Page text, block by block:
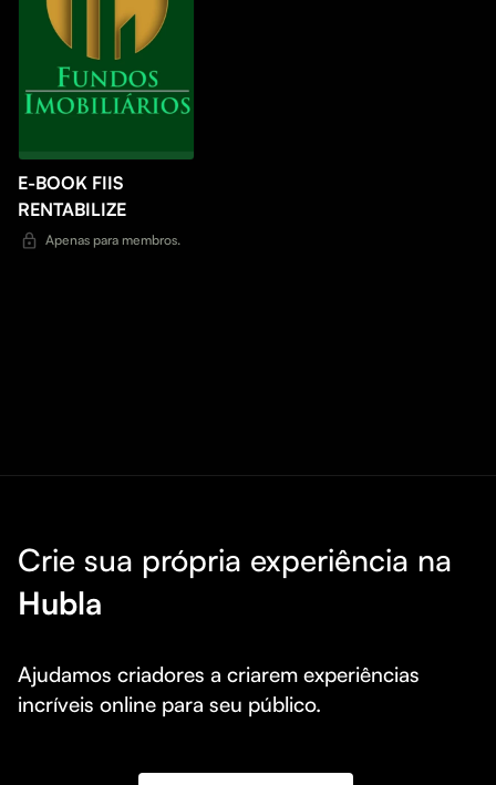
E-BOOK FIIS
RENTABILIZE
Apenas para membros.
Crie sua própria experiência na
Hubla
Ajudamos criadores a criarem experiências
incríveis online para seu público.